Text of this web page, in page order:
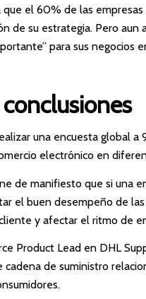
el 60% de las
de su estrategia. Pero
para sus negocios
una encuesta global
electrónico en
de manifiesto que si una
el buen desempeño de
y afectar el ritmo de
Product Lead en DHL
de suministro